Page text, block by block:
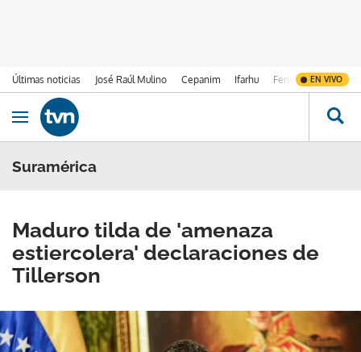
Últimas noticias José Raúl Mulino Cepanim Ifarhu Fenómeno de El
EN VIVO
Ir al contenido
Obrir navegació
Suramérica
Maduro tilda de 'amenaza
estiercolera' declaraciones de
Tillerson